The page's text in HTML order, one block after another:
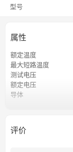
型号
属性
额定温度
最大短路温度
测试电压
额定电压
导体
装甲
外鞘
评价